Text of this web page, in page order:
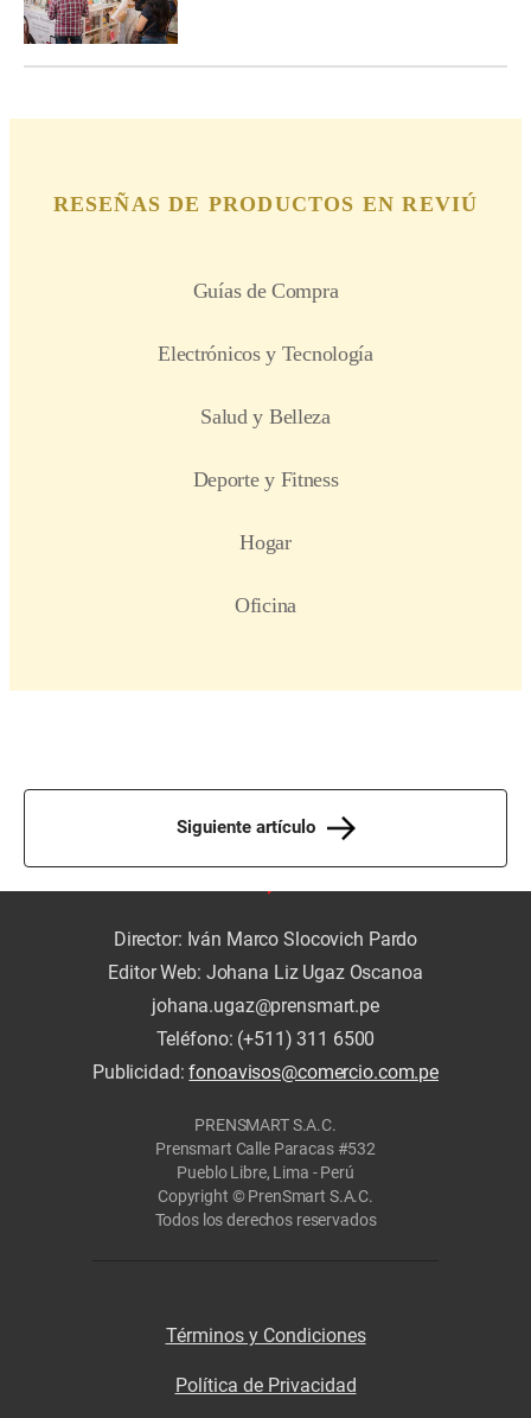
Siguiente artículo
Director: Iván Marco Slocovich Pardo
Editor Web: Johana Liz Ugaz Oscanoa
johana.ugaz@prensmart.pe
Teléfono: (+511) 311 6500
Publicidad:fonoavisos@comercio.com.pe
PRENSMART S.A.C.
Prensmart Calle Paracas #532
Pueblo Libre, Lima - Perú
Copyright © PrenSmart S.A.C.
Todos los derechos reservados
Términos y Condiciones
Política de Privacidad